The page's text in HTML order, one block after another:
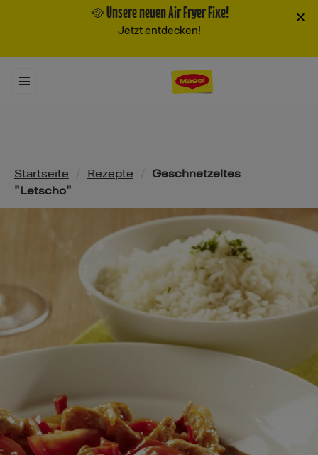
🥘 Unsere neuen Air Fryer Fixe!
Jetzt entdecken!
×
Pfadnavigation
Startseite Rezepte
Geschnetzeltes
"Letscho"